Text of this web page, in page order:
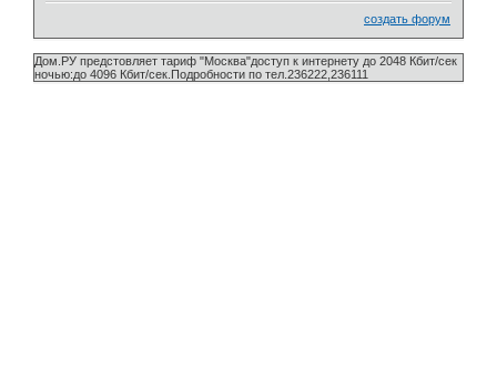
создать форум
Дом.РУ предстовляет тариф "Москва"доступ к интернету до 2048 Кбит/сек
ночью:до 4096 Кбит/сек.Подробности по тел.236222,236111